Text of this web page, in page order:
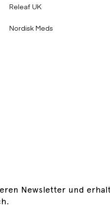
Releaf UK
Nordisk Meds
Newsletter und